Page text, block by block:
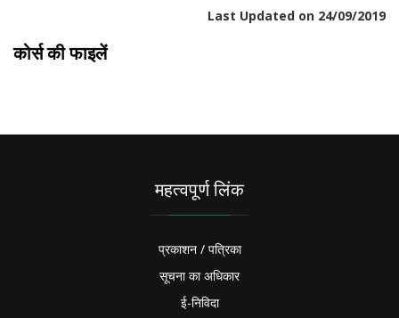
Last Updated on 24/09/2019
कोर्स की फाइलें
महत्वपूर्ण लिंक
प्रकाशन / पत्रिका
सूचना का अधिकार
ई-निविदा